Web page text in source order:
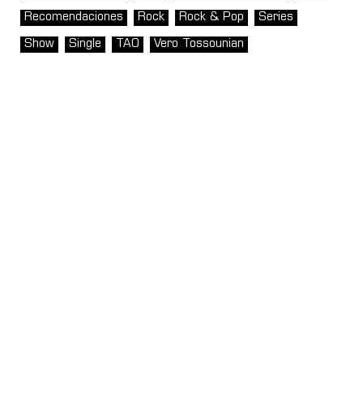
Recomendaciones Rock Rock & Pop Series
Show Single TAO Vero Tossounian